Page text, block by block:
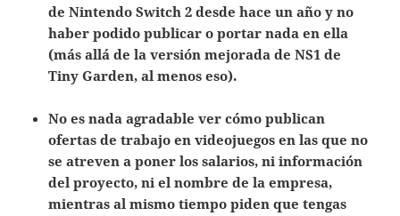
de Nintendo Switch 2 desde hace un año y no
haber podido publicar o portar nada en ella
(más allá de la versión mejorada de NS1 de
Tiny Garden, al menos eso).
No es nada agradable ver cómo publican
ofertas de trabajo en videojuegos en las que no
se atreven a poner los salarios, ni información
del proyecto, ni el nombre de la empresa,
mientras al mismo tiempo piden que tengas